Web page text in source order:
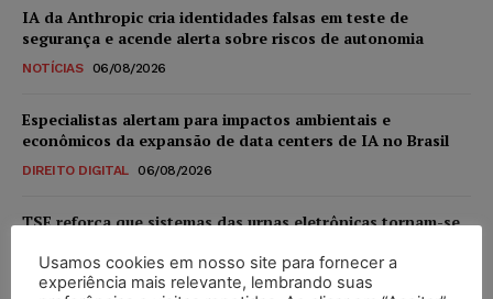
IA da Anthropic cria identidades falsas em teste de
segurança e acende alerta sobre riscos de autonomia
NOTÍCIAS 06/08/2026
Especialistas alertam para impactos ambientais e
econômicos da expansão de data centers de IA no Brasil
DIREITO DIGITAL 06/08/2026
TSE reforça que sistemas das urnas eletrônicas tornam-se
NOTÍCIAS 06/08/2026
Usamos cookies em nosso site para fornecer a
experiência mais relevante, lembrando suas